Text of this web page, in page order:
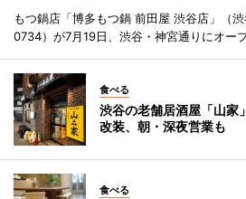
もつ鍋店「博多もつ鍋 前田屋 渋谷店」（
0734）が7月19日、渋谷・神宮通りにオープ
食べる
渋谷の老舗居酒屋「山
改装、朝・深夜営業も
食べる